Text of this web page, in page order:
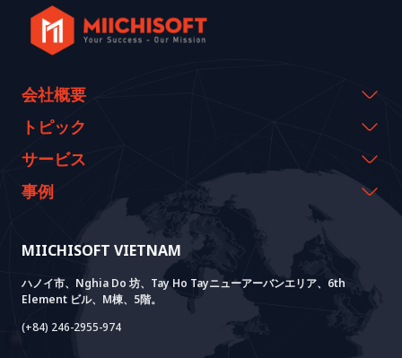
MIICHISOFT VIETNAM
ハノイ市、Nghia Do 坊、Tay Ho Tayニューアーバンエリア、6th
Element ビル、M棟、5階。
(+84) 246-2955-974
会社概要
会社概要
代表のメッセージ
沿革
価値観
トピック
イベント & ウェビナー
資料室
ニュース
FAQ
サービス
AI CO-CREATION
AI PoC開発
Core Lab
System Lab
Power Lab
Cloud Lab
AI+ SOLUTIONS
AI+ Products
Meet AI+
AI+ Package
VIETNAM BRIDGE
BOTモデル
法人設立支援
事例
実績
お客様の声